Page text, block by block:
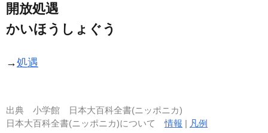
開放処遇
かいほうしょぐう
→処遇
出典 小学館 日本大百科全書(ニッポニカ)
日本大百科全書(ニッポニカ)について情報 | 凡例